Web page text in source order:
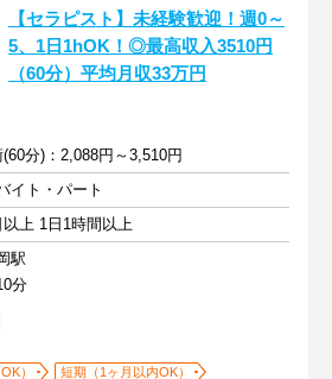
【セラピスト】未経験歓迎！週0～
5、1日1hOK！◎最高収入3510円
（60分）平均月収33万円
(60分)：2,088円～3,510円
イト・パート
以上 1日1時間以上
駅
分
） 短期（1ヶ月以内OK）